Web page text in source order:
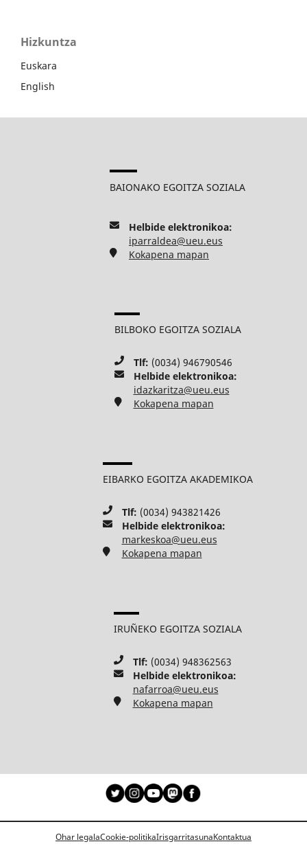
Hizkuntza
Euskara
English
BAIONAKO EGOITZA SOZIALA
Helbide elektronikoa:
iparraldea@ueu.eus
Kokapena mapan
BILBOKO EGOITZA SOZIALA
Tlf: (0034) 946790546
Helbide elektronikoa:
idazkaritza@ueu.eus
Kokapena mapan
EIBARKO EGOITZA AKADEMIKOA
Tlf: (0034) 943821426
Helbide elektronikoa:
markeskoa@ueu.eus
Kokapena mapan
IRUÑEKO EGOITZA SOZIALA
Tlf: (0034) 948362563
Helbide elektronikoa:
nafarroa@ueu.eus
Kokapena mapan
Ohar legalaCookie-politikaIrisgarritasunaKontaktua